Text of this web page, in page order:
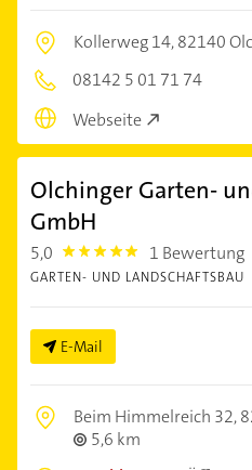
Kollerweg 14,82140
08142 5 01 71 74
Webseite
Olchinger Garten-
GmbH
5,0 5.0 1 Bewertung
GARTEN- UND LANDSCHAFTSBAU
E-Mail
Beim Himmelreich 32,
5,6 km